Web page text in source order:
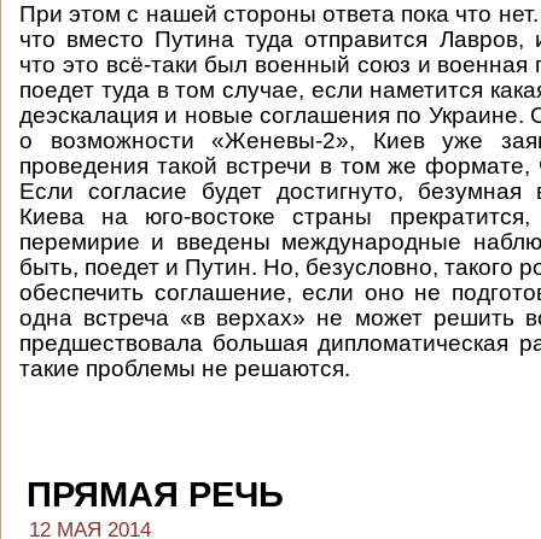
При этом с нашей стороны ответа пока что
что вместо Путина туда отправится Лавров,
что это всё-таки был военный союз и военная
поедет туда в том случае, если наметится
деэскалация и новые соглашения по Украине.
о возможности «Женевы-2», Киев уже
проведения такой встречи в том же
Если согласие будет достигнуто, безумная
Киева на юго-востоке страны прекратится,
перемирие и введены международные
быть, поедет и Путин. Но, безусловно, такого
обеспечить соглашение, если оно не
одна встреча «в верхах» не может решить
предшествовала большая дипломатическая
такие проблемы не решаются.
ПРЯМАЯ РЕЧЬ
12 МАЯ 2014